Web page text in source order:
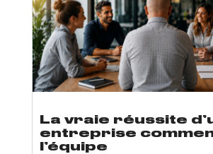
La vraie réussite
entreprise
l’équipe